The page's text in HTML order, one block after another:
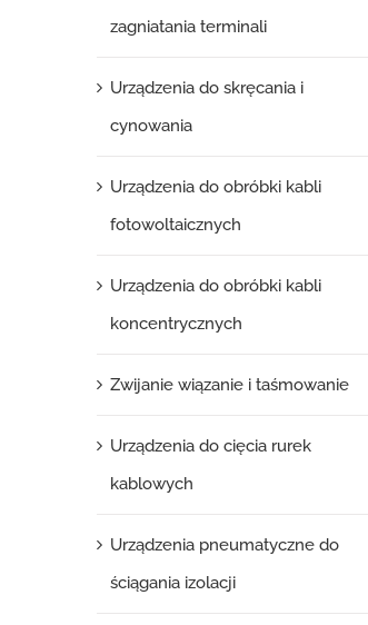
zagniatania terminali
Urządzenia do skręcania i
cynowania
Urządzenia do obróbki kabli
fotowoltaicznych
Urządzenia do obróbki kabli
koncentrycznych
Zwijanie wiązanie i taśmowanie
Urządzenia do cięcia rurek
kablowych
Urządzenia pneumatyczne do
ściągania izolacji